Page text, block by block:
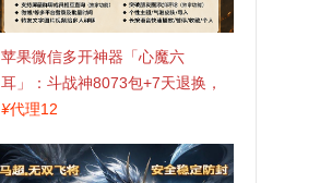
苹果微信多开神器「心魔六
耳」：斗战神8073包+7天退换，
认准拍拍卡激活码商城
¥代理12